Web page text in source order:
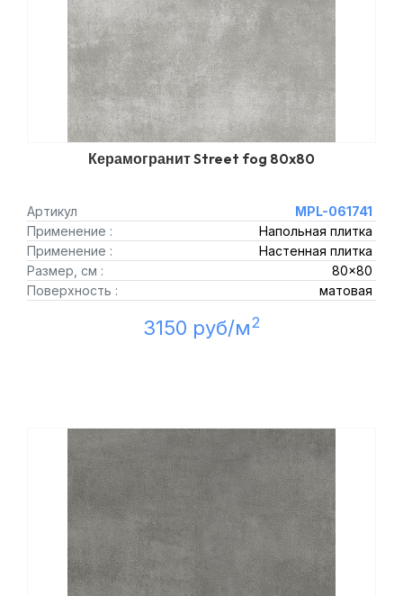
Керамогранит Street fog 80x80
Артикул
MPL-061741
Применение :
Напольная плитка
Применение :
Настенная плитка
Размер, см :
80x80
Поверхность :
матовая
3150 руб/м2